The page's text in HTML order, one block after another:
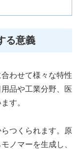
る意義
わせて様々な特性
品や工業分野、医
す。
つくられます。原
ノマーを生成し、